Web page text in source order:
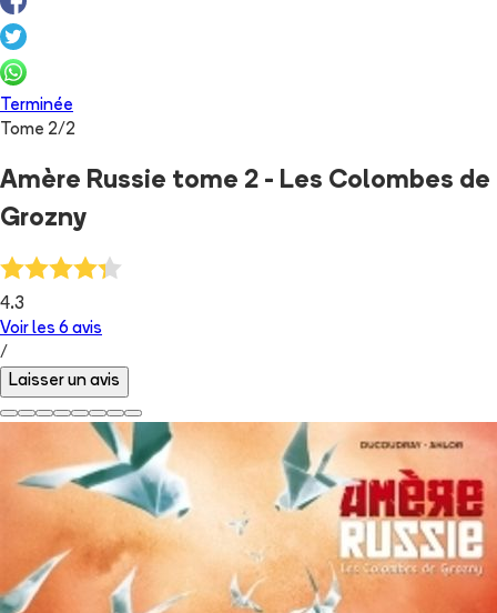
Terminée
Tome 2/2
Amère Russie tome 2 - Les Colombes de
Grozny
4.3
Voir les 6 avis
/
Laisser un avis